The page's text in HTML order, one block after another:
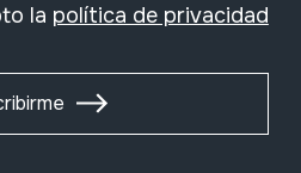
la política de privacidad